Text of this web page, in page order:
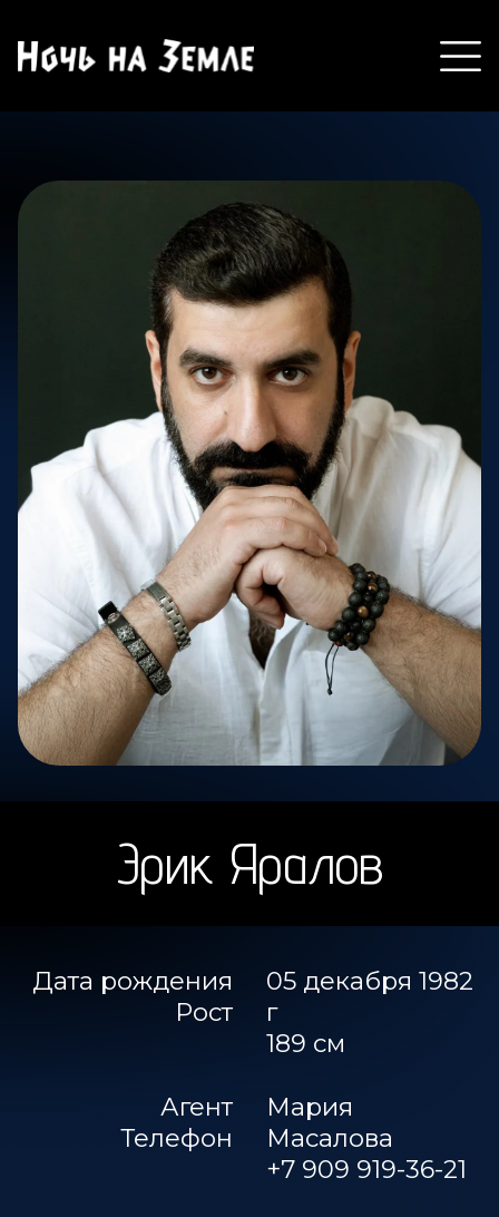
Эрик Яралов
Дата рождения
Рост
05 декабря 1982
г
189 см
Агент
Телефон
Мария
Масалова
+7 909 919-36-21